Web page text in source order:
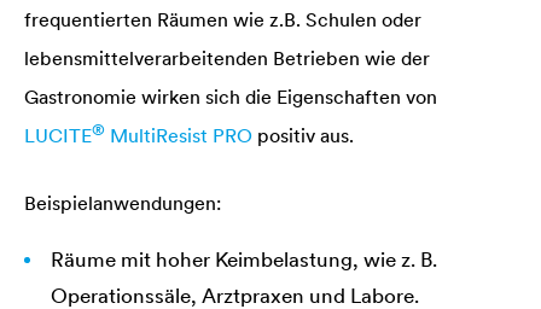
frequentierten Räumen wie z.B. Schulen oder
lebensmittelverarbeitenden Betrieben wie der
Gastronomie wirken sich die Eigenschaften von
LUCITE® MultiResist PRO positiv aus.
Beispielanwendungen:
Räume mit hoher Keimbelastung, wie z. B.
Operationssäle, Arztpraxen und Labore.